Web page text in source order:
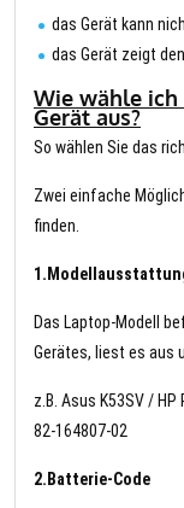
das Gerät kann
das Gerät zeigt
Wie wähle
Gerät aus?
So wählen Sie das
Zwei einfache
finden.
Das Laptop-Modell
Gerätes, liest es aus
z.B. Asus K53SV /
82-164807-02
2.Batterie-Code